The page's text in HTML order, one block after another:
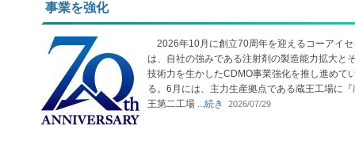
事業を強化
2026年10月に創立70周年を迎えるコーアイセ
は、自社の強みである注射剤の製造能力拡大と
技術力を生かしたCDMO事業強化を推し進めて
る。6月には、主力生産拠点である蔵王工場に『
王第二工場 ...続き 2026/07/29